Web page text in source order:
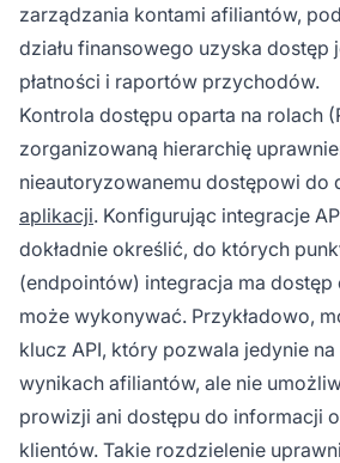
zarządzania kontami afiliantów,
działu finansowego uzyska dostęp
płatności i raportów przychodów.
Kontrola dostępu oparta na rolach
zorganizowaną hierarchię
nieautoryzowanemu dostępowi do
aplikacji. Konfigurując integracje
dokładnie określić, do których
(endpointów) integracja ma
może wykonywać. Przykładowo,
klucz API, który pozwala jedynie
wynikach afiliantów, ale nie
prowizji ani dostępu do informacji
klientów. Takie rozdzielenie